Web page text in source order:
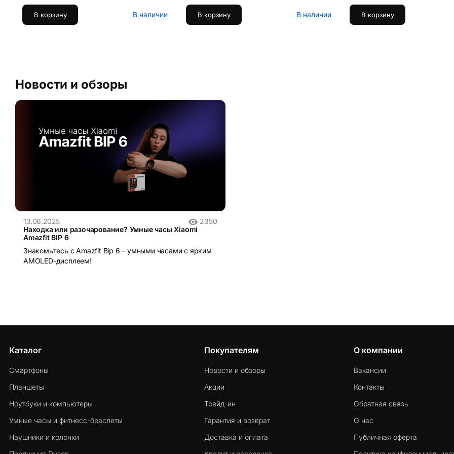
В корзину В наличии В корзину В наличии В корзину
Новости и обзоры
13.06.2025
2350
Находка или разочарование? Умные часы Xiaomi
Amazfit BIP 6
Знакомьтесь с Amazfit Bip 6 – умными часами с ярким
AMOLED-дисплеем!
Каталог
Смартфоны
Планшеты
Ноутбуки и компьютеры
Умные часы и фитнесс-браслеты
Наушники и колонки
Покупателям
Новости и обзоры
Акции
Трейд-ин
Гарантия и возврат
Доставка и оплата
О компании
Вакансии
Контакты
Обратная связь
О нас
Публичная оферта